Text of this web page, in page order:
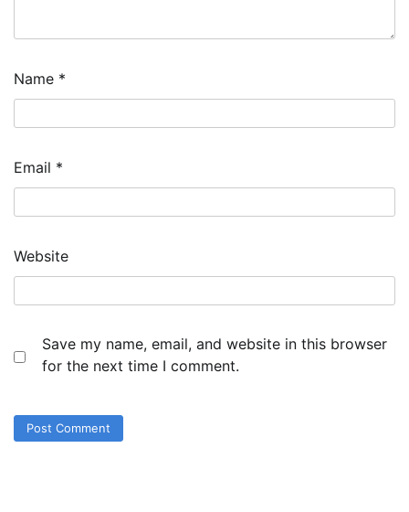
Name *
Email *
Website
Save my name, email, and website in this browser
for the next time I comment.